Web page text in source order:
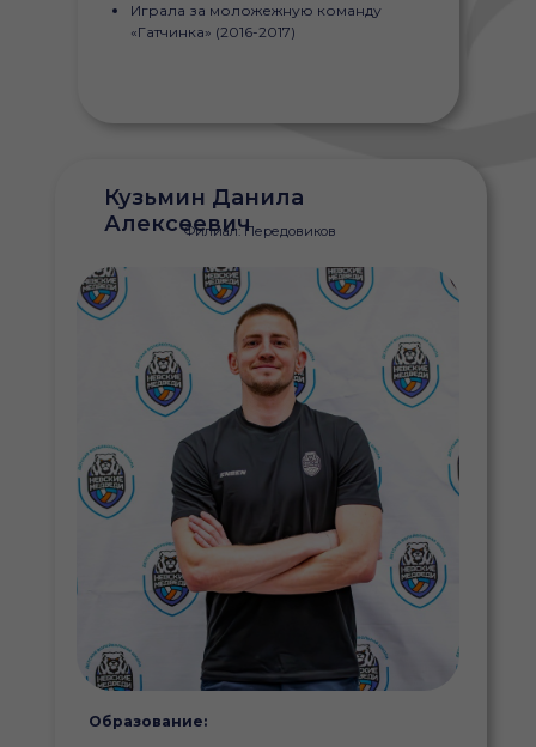
Играла за моложежную команду
«Гатчинка» (2016-2017)
Кузьмин Данила
АлексеевичФилиал: Передовиков
Образование: